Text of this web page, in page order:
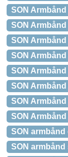
SON
SON
SON
SON
SON
SON
SON
SON
SON armbånd
SON armbånd